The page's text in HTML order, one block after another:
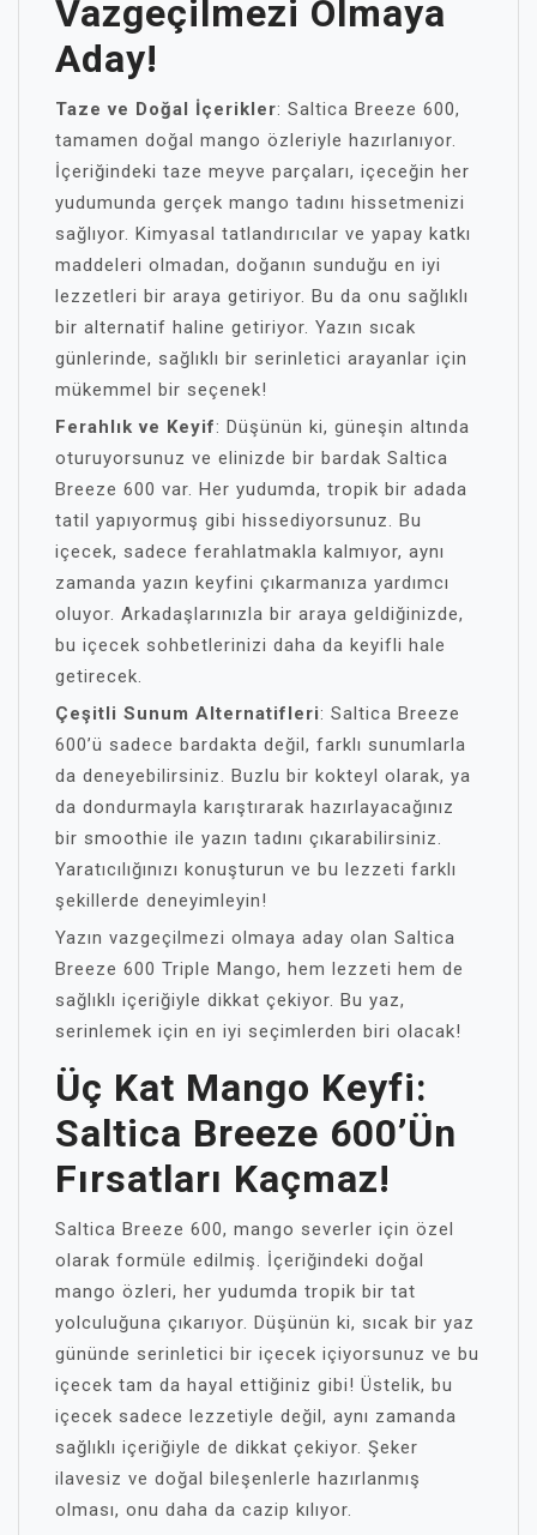
Vazgeçilmezi Olmaya
Aday!
Taze ve Doğal İçerikler: Saltica Breeze 600,
tamamen doğal mango özleriyle hazırlanıyor.
İçeriğindeki taze meyve parçaları, içeceğin her
yudumunda gerçek mango tadını hissetmenizi
sağlıyor. Kimyasal tatlandırıcılar ve yapay katkı
maddeleri olmadan, doğanın sunduğu en iyi
lezzetleri bir araya getiriyor. Bu da onu sağlıklı
bir alternatif haline getiriyor. Yazın sıcak
günlerinde, sağlıklı bir serinletici arayanlar için
mükemmel bir seçenek!
Ferahlık ve Keyif: Düşünün ki, güneşin altında
oturuyorsunuz ve elinizde bir bardak Saltica
Breeze 600 var. Her yudumda, tropik bir adada
tatil yapıyormuş gibi hissediyorsunuz. Bu
içecek, sadece ferahlatmakla kalmıyor, aynı
zamanda yazın keyfini çıkarmanıza yardımcı
oluyor. Arkadaşlarınızla bir araya geldiğinizde,
bu içecek sohbetlerinizi daha da keyifli hale
getirecek.
Çeşitli Sunum Alternatifleri: Saltica Breeze
600’ü sadece bardakta değil, farklı sunumlarla
da deneyebilirsiniz. Buzlu bir kokteyl olarak, ya
da dondurmayla karıştırarak hazırlayacağınız
bir smoothie ile yazın tadını çıkarabilirsiniz.
Yaratıcılığınızı konuşturun ve bu lezzeti farklı
şekillerde deneyimleyin!
Yazın vazgeçilmezi olmaya aday olan Saltica
Breeze 600 Triple Mango, hem lezzeti hem de
sağlıklı içeriğiyle dikkat çekiyor. Bu yaz,
serinlemek için en iyi seçimlerden biri olacak!
Üç Kat Mango Keyfi:
Saltica Breeze 600’ün
Fırsatları Kaçmaz!
Saltica Breeze 600, mango severler için özel
olarak formüle edilmiş. İçeriğindeki doğal
mango özleri, her yudumda tropik bir tat
yolculuğuna çıkarıyor. Düşünün ki, sıcak bir yaz
gününde serinletici bir içecek içiyorsunuz ve bu
içecek tam da hayal ettiğiniz gibi! Üstelik, bu
içecek sadece lezzetiyle değil, aynı zamanda
sağlıklı içeriğiyle de dikkat çekiyor. Şeker
ilavesiz ve doğal bileşenlerle hazırlanmış
olması, onu daha da cazip kılıyor.